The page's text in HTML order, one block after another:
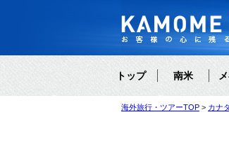
トップ 南米
海外旅行・ツアーTOP カナ